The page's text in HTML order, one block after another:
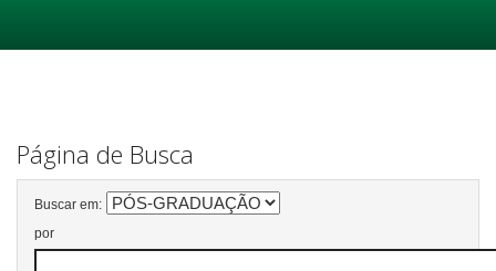
Página de Busca
Buscar em:
por